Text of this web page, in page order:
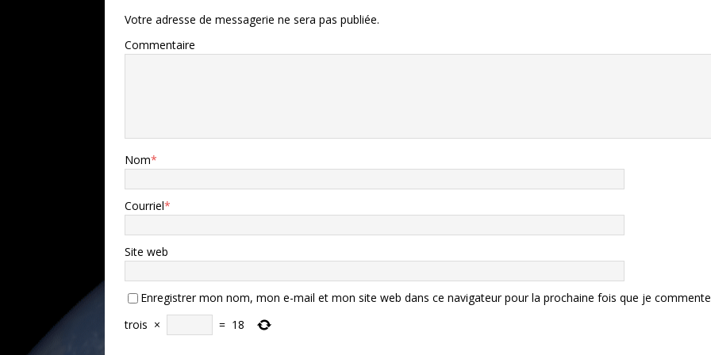
Votre adresse de messagerie ne sera pas publiée.
Commentaire
Nom*
Courriel*
Site web
Enregistrer mon nom, mon e-mail et mon site web dans ce navigateur pour la prochaine fois que je
trois × = 18